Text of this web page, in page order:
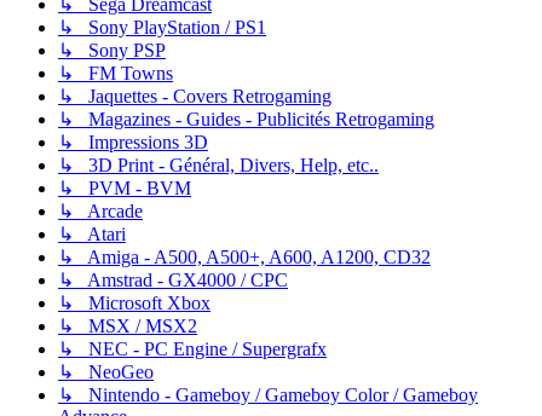
↳ Sega Dreamcast
↳ Sony PlayStation / PS1
↳ Sony PSP
↳ FM Towns
↳ Jaquettes - Covers Retrogaming
↳ Magazines - Guides - Publicités Retrogaming
↳ Impressions 3D
↳ 3D Print - Général, Divers, Help, etc..
↳ PVM - BVM
↳ Arcade
↳ Atari
↳ Amiga - A500, A500+, A600, A1200, CD32
↳ Amstrad - GX4000 / CPC
↳ Microsoft Xbox
↳ MSX / MSX2
↳ NEC - PC Engine / Supergrafx
↳ NeoGeo
↳ Nintendo - Gameboy / Gameboy Color / Gameboy